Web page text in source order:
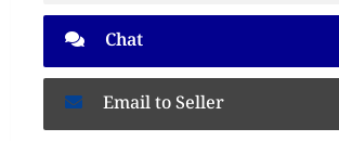
Chat
Email to Seller